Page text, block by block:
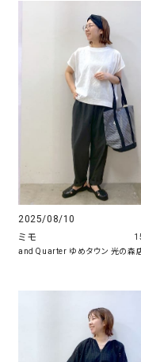
2025/08/10
ミモ
and Quarter ゆめタウン 光の森